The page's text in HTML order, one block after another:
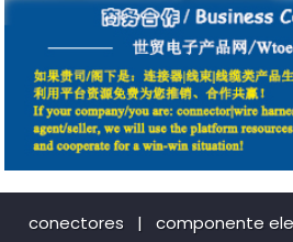
conectores | componente